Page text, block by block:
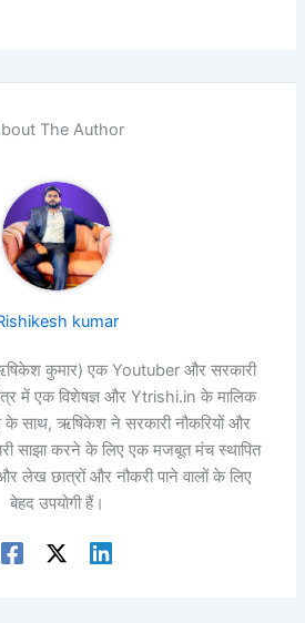
The Author
kumar
कुमार) एक Youtuber और सरकारी
में एक विशेषज्ञ और Ytrishi.in के मालिक
साथ, ऋषिकेश ने सरकारी नौकरियों और
साझा करने के लिए एक मजबूत मंच स्थापित
लेख छात्रों और नौकरी पाने वालों के लिए
बेहद उपयोगी हैं।